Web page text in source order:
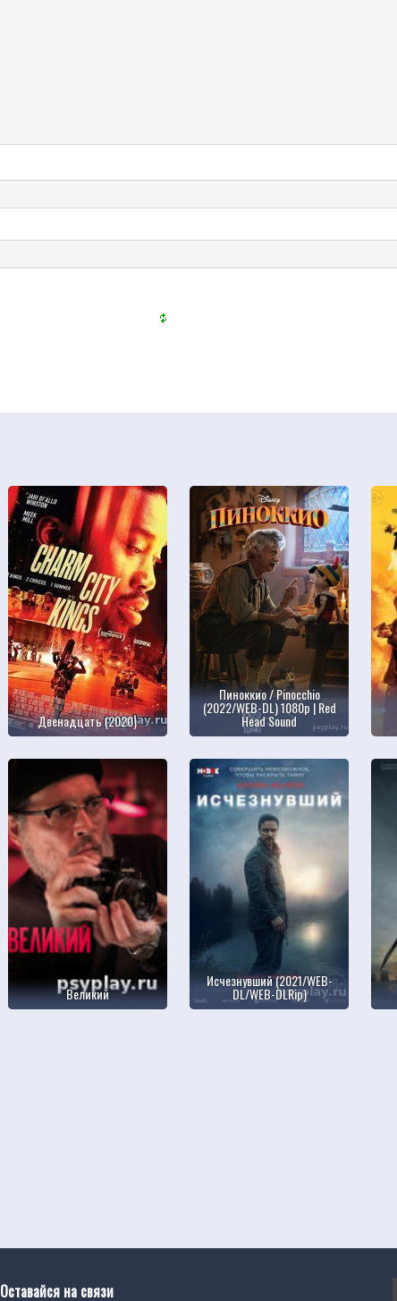
Двенадцать (2020)
Пиноккио / Pinocchio
(2022/WEB-DL) 1080р | Red
Head Sound
Великий
Исчезнувший (2021/WEB-
DL/WEB-DLRip)
Оставайся на связи